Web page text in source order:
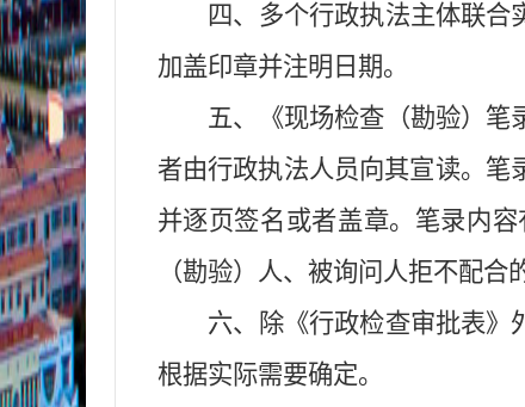
四、多个行政执法主体联合
加盖印章并注明日期。
五、《现场检查（勘验）笔
者由行政执法人员向其宣读。笔
并逐页签名 或者盖章。笔录内
（勘验）人、被询问人拒不配
六、除《行政检查审批表》
根据实际需要确定。